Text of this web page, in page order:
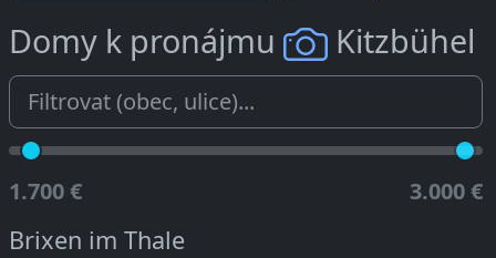
Domy k pronájmu Kitzbühel
1.700 € 3.000 €
Brixen im Thale